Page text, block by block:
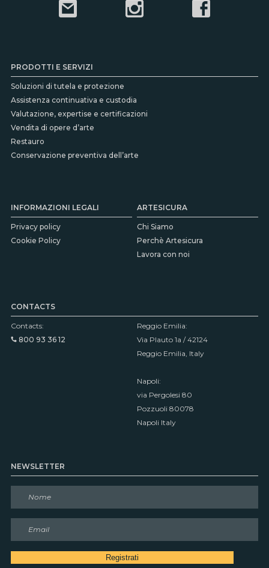
PRODOTTI E SERVIZI
Soluzioni di tutela e protezione
Assistenza continuativa e custodia
Valutazione, expertise e certificazioni
Vendita di opere d’arte
Restauro
Conservazione preventiva dell’arte
INFORMAZIONI LEGALI
Privacy policy
Cookie Policy
ARTESICURA
Chi Siamo
Perchè Artesicura
Lavora con noi
CONTACTS
Contacts:
800 93 36 12
Reggio Emilia:
Via Plauto 1a / 42124
Reggio Emilia, Italy
Napoli:
via Pergolesi 80
Pozzuoli 80078
Napoli Italy
NEWSLETTER
m
*
a
i
Registrati